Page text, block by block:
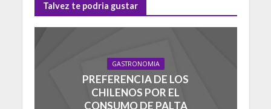
Talvez te podria gustar
GASTRONOMIA
PREFERENCIA DE LOS
CHILENOS POR EL
CONSUMO DE PALTA